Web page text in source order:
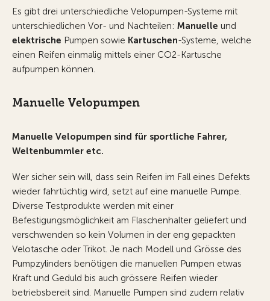
Es gibt drei unterschiedliche Velopumpen-Systeme mit
unterschiedlichen Vor- und Nachteilen: Manuelle und
elektrische Pumpen sowie Kartuschen-Systeme, welche
einen Reifen einmalig mittels einer CO2-Kartusche
aufpumpen können.
Manuelle Velopumpen
Manuelle Velopumpen sind für sportliche Fahrer,
Weltenbummler etc.
Wer sicher sein will, dass sein Reifen im Fall eines Defekts
wieder fahrtüchtig wird, setzt auf eine manuelle Pumpe.
Diverse Testprodukte werden mit einer
Befestigungsmöglichkeit am Flaschenhalter geliefert und
verschwenden so kein Volumen in der eng gepackten
Velotasche oder Trikot. Je nach Modell und Grösse des
Pumpzylinders benötigen die manuellen Pumpen etwas
Kraft und Geduld bis auch grössere Reifen wieder
betriebsbereit sind. Manuelle Pumpen sind zudem relativ